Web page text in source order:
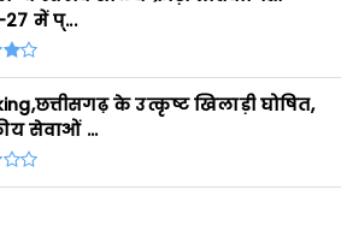
के उत्कृष्ट खिलाड़ी घोषित,
सेवाओं ...